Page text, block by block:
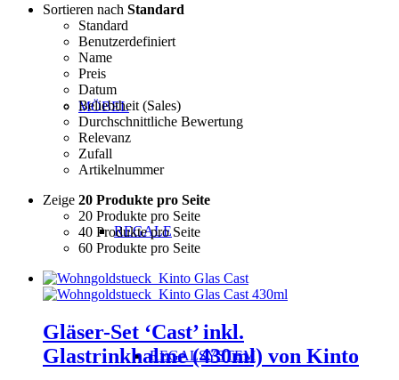
MÖBEL
REGALE
REGALSYSTEM
Sortieren nach Standard
Standard
Benutzerdefiniert
Name
Preis
Datum
Beliebtheit (Sales)
Durchschnittliche Bewertung
Relevanz
Zufall
Artikelnummer
Zeige 20 Produkte pro Seite
20 Produkte pro Seite
40 Produkte pro Seite
60 Produkte pro Seite
Gläser-Set ‘Cast’ inkl.
Glastrinkhalme (430ml) von Kinto